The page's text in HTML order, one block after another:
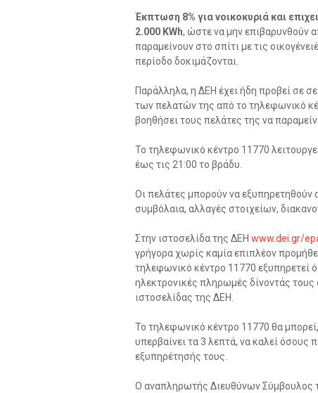
Έκπτωση 8% για νοικοκυριά και
2.000 KWh, ώστε να μην επιβαρυνθούν
παραμείνουν στο σπίτι με τις
περίοδο δοκιμάζονται.
Παράλληλα, η ΔΕΗ έχει ήδη προβεί σε
των πελατών της από το τηλεφωνικό
βοηθήσει τους πελάτες της να
Το τηλεφωνικό κέντρο 11770
έως τις 21:00 το βράδυ.
Οι πελάτες μπορούν να εξυπηρετηθούν
συμβόλαια, αλλαγές στοιχείων,
Στην ιστοσελίδα της ΔΕΗ www.dei.gr/
γρήγορα χωρίς καμία επιπλέον
τηλεφωνικό κέντρο 11770 εξυπηρετεί
ηλεκτρονικές πληρωμές δίνοντάς
ιστοσελίδας της ΔΕΗ.
Το τηλεφωνικό κέντρο 11770 θα
υπερβαίνει τα 3 λεπτά, να καλεί όσους
εξυπηρέτησής τους.
O αναπληρωτής Διευθύνων Σύμβουλος